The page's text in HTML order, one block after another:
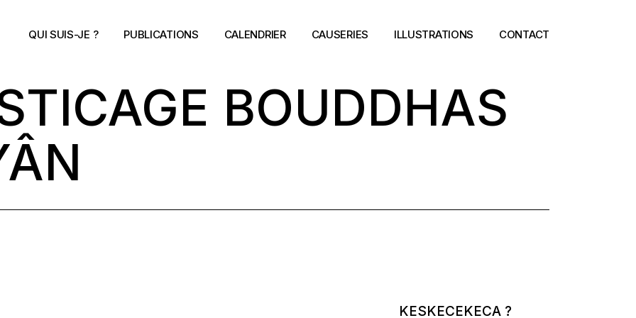
QUI SUIS-JE ? PUBLICATIONS CALENDRIER CAUSERIES ILLUSTRATIONS CONTACT
BOUDDHAS
KESKECEKECA ?